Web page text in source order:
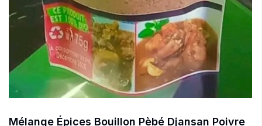
Mélange Épices Bouillon Pèbé Djansan Poivre